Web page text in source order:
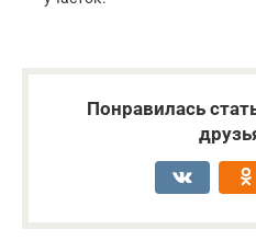
Понравилась